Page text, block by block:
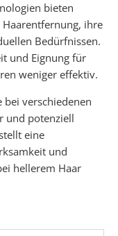
bieten
ihre
Bedürfnissen.
und Eignung für
weniger effektiv.
bei verschiedenen
und potenziell
eine
und
hellerem Haar